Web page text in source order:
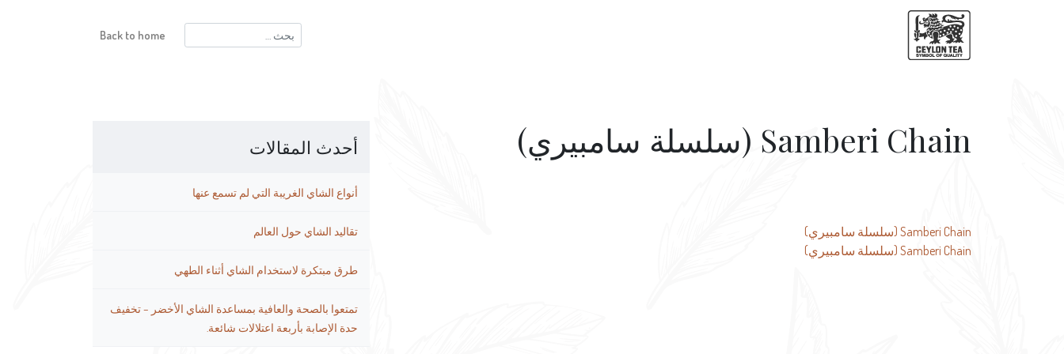
البحث
عن:
Back to home
أحدث المقالات
أنواع الشاي الغريبة التي لم تسمع عنها
تقاليد الشاي حول العالم
طرق مبتكرة لاستخدام الشاي أثناء الطهي
تمتعوا بالصحة والعافية بمساعدة الشاي الأخضر – تخفيف
حدة الإصابة بأربعة اعتلالات شائعة.
Samberi Chain (سلسلة سامبيري)
تصفّح
المقالات
Samberi Chain (سلسلة سامبيري)
Samberi Chain (سلسلة سامبيري)